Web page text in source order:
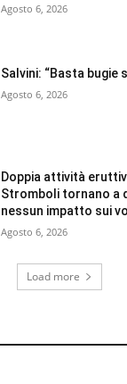
Agosto 6, 2026
Salvini: “Basta bugie
Agosto 6, 2026
Doppia attività
Stromboli tornano a
nessun impatto sui
Agosto 6, 2026
Load more